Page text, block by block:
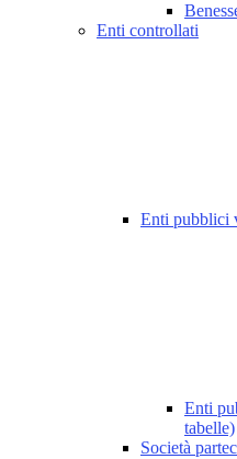
Enti controllati
Enti pubblici
Enti
tabelle)
Società